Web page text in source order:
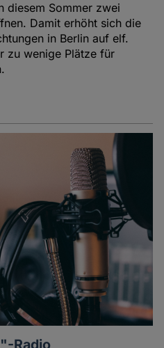
diesem Sommer zwei
Damit erhöht sich die
in Berlin auf elf.
zu wenige Plätze für